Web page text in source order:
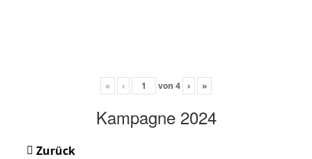
« ‹ von 4 › »
Kampagne 2024
Zurück